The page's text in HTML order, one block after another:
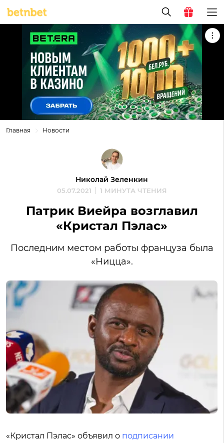
Главная Новости
Николай Зеленкин
05.07.2021 1 МИНУТА ЧТЕНИЯ
Патрик Виейра возглавил
«Кристал Пэлас»
Последним местом работы француза была
«Ницца».
«Кристал Пэлас» объявил о подписании